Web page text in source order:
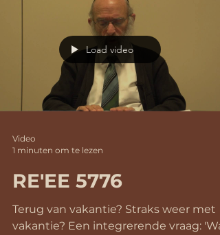
Load video
Video
1 minuten om te lezen
RE'EE 5776
Terug van vakantie? Straks weer met
vakantie? Een integrerende vraag: